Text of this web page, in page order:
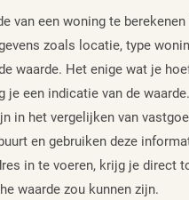
van een woning te
zoals locatie, type
waarde. Het enige wat je
je een indicatie van de waarde.
in het vergelijken van
en gebruiken deze
in te voeren, krijg je direct
waarde zou kunnen zijn.